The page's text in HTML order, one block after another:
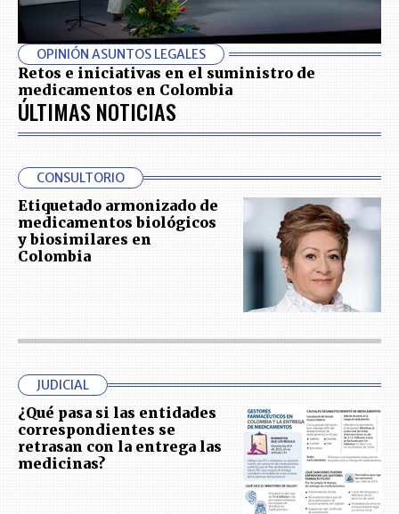
OPINIÓN ASUNTOS LEGALES
Retos e iniciativas en el suministro de
medicamentos en Colombia
ÚLTIMAS NOTICIAS
CONSULTORIO
Etiquetado armonizado de
medicamentos biológicos
y biosimilares en
Colombia
JUDICIAL
¿Qué pasa si las entidades
correspondientes se
retrasan con la entrega las
medicinas?